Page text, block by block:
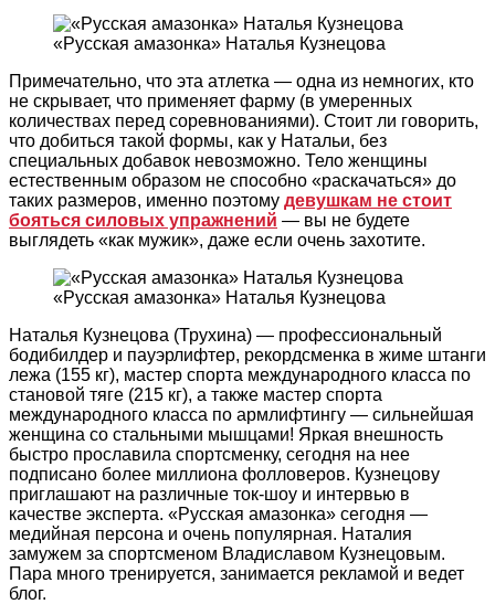
«Русская амазонка» Наталья Кузнецова
Примечательно, что эта атлетка — одна из немногих, кто
не скрывает, что применяет фарму (в умеренных
количествах перед соревнованиями). Стоит ли говорить,
что добиться такой формы, как у Натальи, без
специальных добавок невозможно. Тело женщины
естественным образом не способно «раскачаться» до
таких размеров, именно поэтому девушкам не стоит
бояться силовых упражнений — вы не будете
выглядеть «как мужик», даже если очень захотите.
«Русская амазонка» Наталья Кузнецова
Наталья Кузнецова (Трухина) — профессиональный
бодибилдер и пауэрлифтер, рекордсменка в жиме штанги
лежа (155 кг), мастер спорта международного класса по
становой тяге (215 кг), а также мастер спорта
международного класса по армлифтингу — сильнейшая
женщина со стальными мышцами! Яркая внешность
быстро прославила спортсменку, сегодня на нее
подписано более миллиона фолловеров. Кузнецову
приглашают на различные ток-шоу и интервью в
качестве эксперта. «Русская амазонка» сегодня —
медийная персона и очень популярная. Наталия
замужем за спортсменом Владиславом Кузнецовым.
Пара много тренируется, занимается рекламой и ведет
блог.